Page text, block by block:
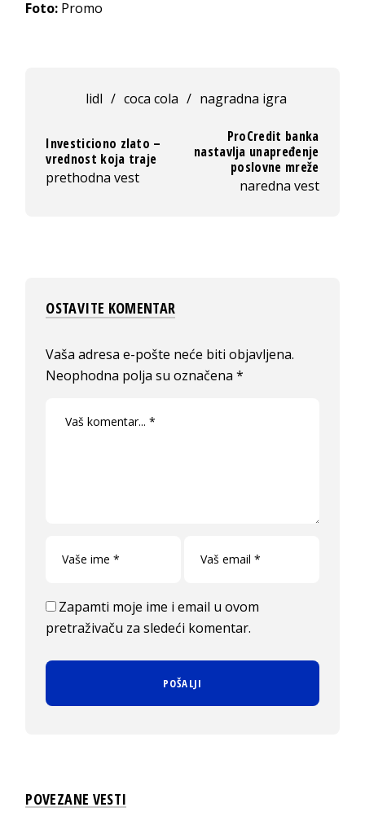
Foto: Promo
lidl / coca cola / nagradna igra
Investiciono zlato –
vrednost koja traje
prethodna vest
ProCredit banka
nastavlja unapređenje
poslovne mreže
naredna vest
OSTAVITE KOMENTAR
Vaša adresa e-pošte neće biti objavljena.
Neophodna polja su označena*
Zapamti moje ime i email u ovom
pretraživaču za sledeći komentar.
POVEZANE VESTI